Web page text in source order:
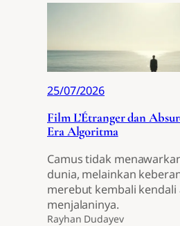
25/07/2026
Film L’Étranger dan
Era Algoritma
Camus tidak
dunia, melainkan
merebut kembali kendali
menjalaninya.
Rayhan Dudayev